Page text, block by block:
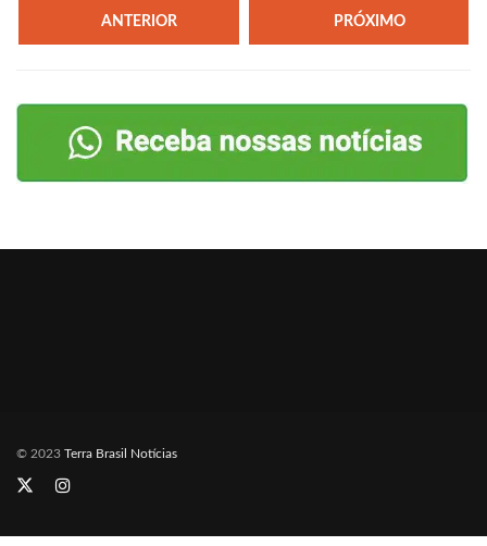
ANTERIOR PRÓXIMO
© 2023 Terra Brasil Notícias